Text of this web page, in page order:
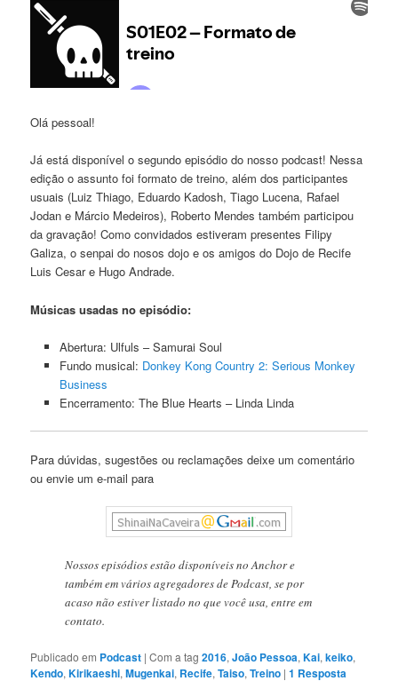
Olá pessoal!
Já está disponível o segundo episódio do nosso podcast! Nessa
edição o assunto foi formato de treino, além dos participantes
usuais (Luiz Thiago, Eduardo Kadosh, Tiago Lucena, Rafael
Jodan e Márcio Medeiros), Roberto Mendes também participou
da gravação! Como convidados estiveram presentes Filipy
Galiza, o senpai do nosos dojo e os amigos do Dojo de Recife
Luis Cesar e Hugo Andrade.
Músicas usadas no episódio:
Abertura: Ulfuls – Samurai Soul
Fundo musical: Donkey Kong Country 2: Serious Monkey
Business
Encerramento: The Blue Hearts – Linda Linda
Para dúvidas, sugestões ou reclamações deixe um comentário
ou envie um e-mail para
Nossos episódios estão disponíveis no Anchor e
também em vários agregadores de Podcast, se por
acaso não estiver listado no que você usa, entre em
contato.
Publicado em Podcast |Com a tag2016,João Pessoa,Kai,keiko,
Kendo,Kirikaeshi,Mugenkai, Recife,Taiso,Treino |1 Resposta